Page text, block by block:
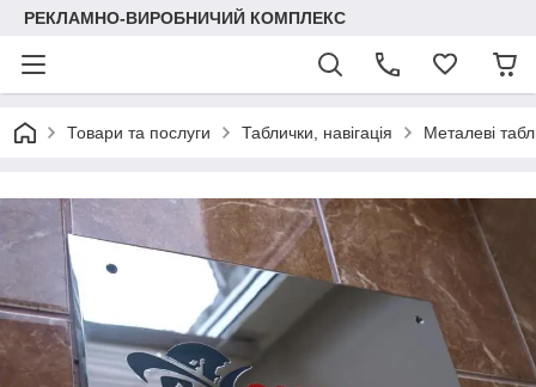
РЕКЛАМНО-ВИРОБНИЧИЙ КОМПЛЕКС
Товари та послуги Таблички, навігація Металеві